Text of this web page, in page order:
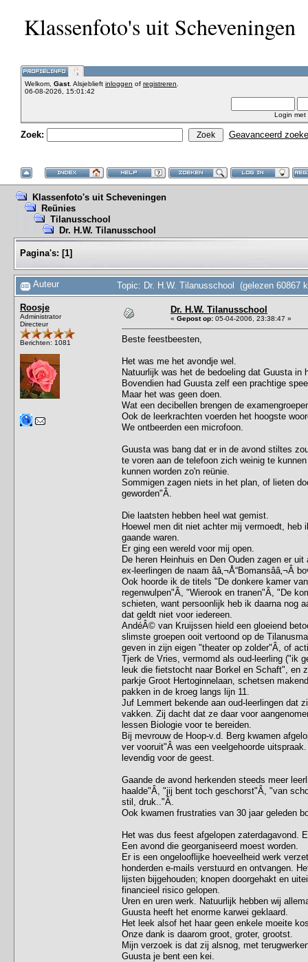
Klassenfoto's uit Scheveningen
Welkom, Gast. Alsjeblieft inloggen of registreren
06-08-2026, 15:01:42
Login met
Zoek: Geavanceerd
Klassenfoto's uit Scheveningen
Reünies
Tilanusschool
Dr. H.W. Tilanusschool
Pagina's: [1]
Auteur Topic: Dr. H.W. Tilanusschool (gelezen 60867
Roosje
Administrator
Directeur
Berichten: 1081
Dr. H.W. Tilanusschool
« Gepost op: 05-04-2006, 23:38:47 »
Beste feestbeesten,
Het was me het avondje wel.
Natuurlijk was het de bedoeling dat Guusta
Bovendien had Guusta zelf een prachtige
Maar het was geen doen.
Wat een decibellen brengen de
Ook de leerkrachten voerden het hoogste
We ontbeerden een microfoon.
Guusta was bang dat er in de avond stiltes
te voren aan de telefoon zich weinig te
kunnen worden zo'n reünie.
Sommigen zagen niets in het plan, of lieten
geworden"Â.
Die laatsten hebben heel wat gemist.
Hoewel men dit niet achter mij vermoedt,
gaande waren.
Er ging een wereld voor mij open.
De heren Heinhuis en Den Ouden zagen er
ex-leerlingen de naam ââ‚¬Å“Bomansââ‚¬Â
Ook hoorde ik de titels "De donkere kamer
regenwulpen"Â, "Wierook en tranen"Â, "De
schieten, want persoonlijk heb ik daarna nog
dat geldt niet voor iedereen.
AndéÂ© van Kruijssen hield een gloeiend
slimste groepen ooit vertoond op de
geven in zijn eigen "theater op zolder"Â, of
Tjerk de Vries, vermomd als oud-leerling ("ik
leuk die fietstocht naar Borkel en Schaft", en
parkje Groot Hertoginnelaan, schetsen
pakken in de kroeg langs lijn 11.
Juf Lemmert bekende aan oud-leerlingen dat
vakken. Zij dacht dat ze daar voor
lessen Biologie voor te bereiden.
Bij mevrouw de Hoop-v.d. Berg kwamen
ver vooruit"Â was een veelgehoorde
levendig voor de geest.
Gaande de avond herkenden steeds meer
haalde"Â, "jij bent toch geschorst"Â, "van
stil, druk.."Â.
Ook kwamen frustraties van 30 jaar geleden
Het was dus feest afgelopen zaterdagavond.
Een avond die georganiseerd moest worden.
Er is een ongelooflijke hoeveelheid werk
honderden e-mails verstuurd en ontvangen.
lijsten bijgehouden; knopen doorgehakt en
financieel risico gelopen.
Uren en uren werk. Natuurlijk hebben wij
Guusta heeft het enorme karwei geklaard.
Het leek alsof het haar geen enkele moeite
Onze dank is daarom groot, groter, grootst.
Mijn verzoek is dat zij alsnog, met
Guusta je bent een kei.